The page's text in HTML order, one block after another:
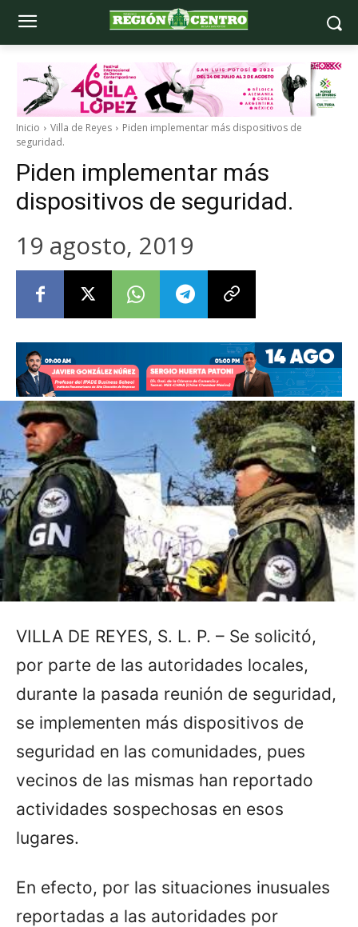
Inicio Villa de Reyes
Piden implementar más dispositivos de
seguridad.
Piden implementar más
dispositivos de seguridad.
19 agosto, 2019
VILLA DE REYES, S. L. P. – Se solicitó,
por parte de las autoridades locales,
durante la pasada reunión de seguridad,
se implementen más dispositivos de
seguridad en las comunidades, pues
vecinos de las mismas han reportado
actividades sospechosas en esos
lugares.
En efecto, por las situaciones inusuales
reportadas a las autoridades por